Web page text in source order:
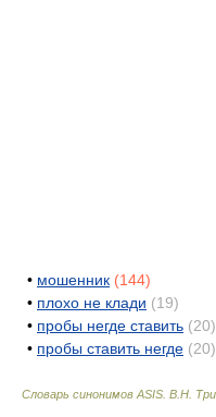
• мошенник (144)
• плохо не клади (19)
• пробы негде ставить (20)
• пробы ставить негде (20)
Словарь синонимов ASIS. В.Н.